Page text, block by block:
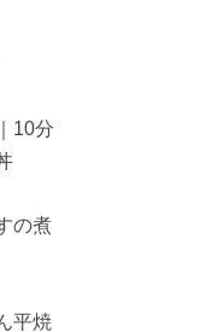
10分
の煮
平焼